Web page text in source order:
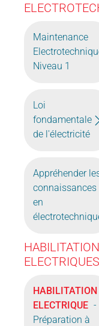
Maintenance
Niveau 1
Loi
fondamentale
de l'électricité
Appréhender
connaissances
en
ELECTRIQUES
HABILITATION
ELECTRIQUE -
Préparation à